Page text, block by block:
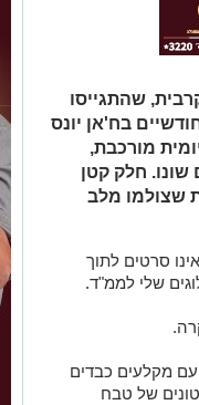
שהתגייסו
חודשיים בח'אן יונס
מורכבת,
חלק קטן
שצולמו מלב
סרטים לתוך
שלי לממ"ד.
מקלעים כבדים
של טבח